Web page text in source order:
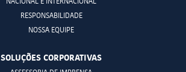
RESPONSABILIDADE
NOSSA EQUIPE
SOLUÇÕES CORPORATIVAS